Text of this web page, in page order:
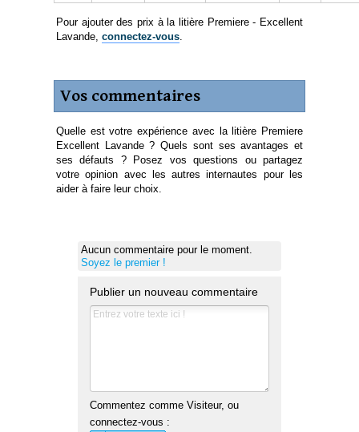
Pour ajouter des prix à la litière Premiere - Excellent
Lavande, connectez-vous.
Vos commentaires
Quelle est votre expérience avec la litière Premiere
Excellent Lavande ? Quels sont ses avantages et
ses défauts ? Posez vos questions ou partagez
votre opinion avec les autres internautes pour les
aider à faire leur choix.
Aucun commentaire pour le moment.
Soyez le premier !
Publier un nouveau commentaire
Commentez comme Visiteur, ou
connectez-vous :